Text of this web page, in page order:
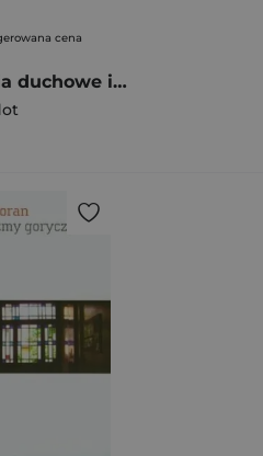
cena
Ćwiczenia duchowe i filozofia starożytna